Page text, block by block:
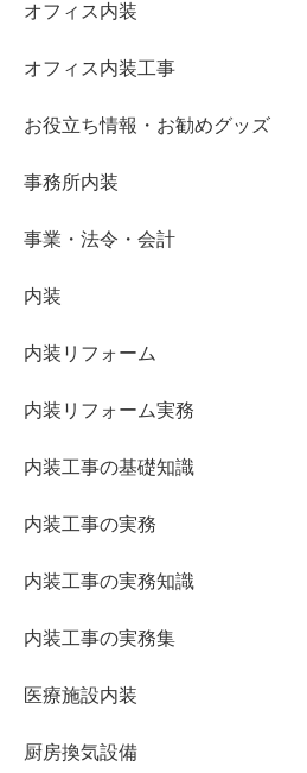
オフィス内装
オフィス内装工事
お役立ち情報・お勧めグッズ
事務所内装
事業・法令・会計
内装
内装リフォーム
内装リフォーム実務
内装工事の基礎知識
内装工事の実務
内装工事の実務知識
内装工事の実務集
医療施設内装
厨房換気設備